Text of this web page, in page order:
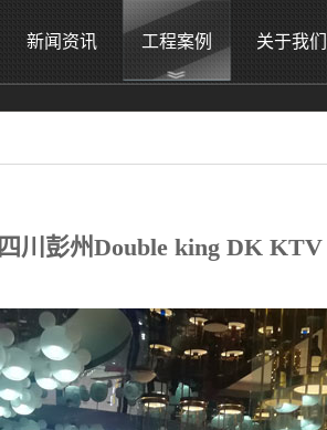
新闻资讯 工程案例 关于我们
四川彭州Double king DK KTV